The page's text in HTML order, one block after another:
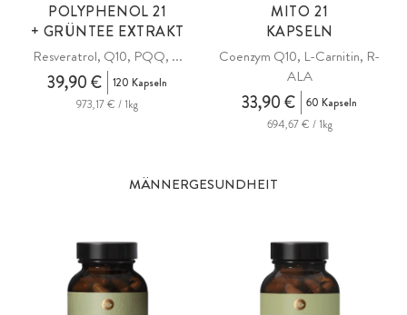
POLYPHENOL 21
+ GRÜNTEE EXTRAKT
Resveratrol, Q10, PQQ, ...
39,90 €
120 Kapseln
973,17 € / 1kg
MITO 21
KAPSELN
Coenzym Q10, L-Carnitin, R-
ALA
33,90 €
60 Kapseln
694,67 € / 1kg
MÄNNERGESUNDHEIT